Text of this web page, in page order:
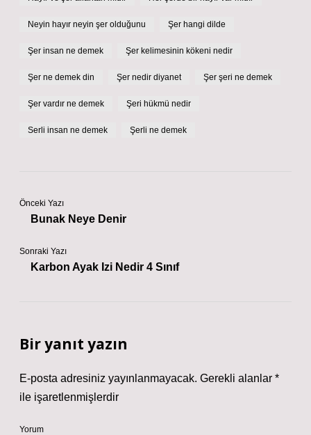
Neyin hayır neyin şer olduğunu Şer hangi dilde
Şer insan ne demek Şer kelimesinin kökeni nedir
Şer ne demek din Şer nedir diyanet Şer şeri ne demek
Şer vardır ne demek Şeri hükmü nedir
Serli insan ne demek Şerli ne demek
Önceki Yazı
Bunak Neye Denir
Sonraki Yazı
Karbon Ayak Izi Nedir 4 Sınıf
Bir yanıt yazın
E-posta adresiniz yayınlanmayacak. Gerekli alanlar *
ile işaretlenmişlerdir
Yorum